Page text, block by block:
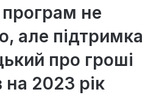
не
але підтримка
про гроші
на 2023 рік